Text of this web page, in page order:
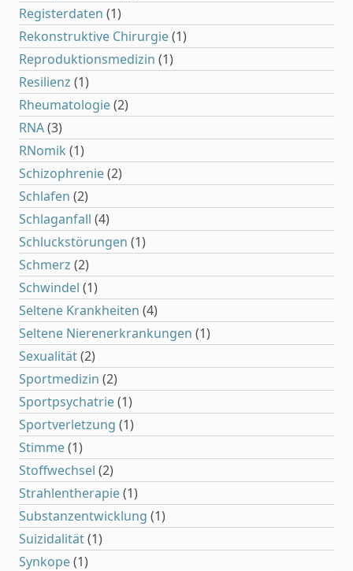
Registerdaten (1)
Rekonstruktive Chirurgie(1)
Reproduktionsmedizin (1)
Resilienz (1)
Rheumatologie(2)
RNA(3)
RNomik (1)
Schizophrenie(2)
Schlafen (2)
Schlaganfall (4)
Schluckstörungen (1)
Schmerz (2)
Schwindel (1)
Seltene Krankheiten (4)
Seltene Nierenerkrankungen (1)
Sexualität(2)
Sportmedizin (2)
Sportpsychatrie(1)
Sportverletzung (1)
Stimme(1)
Stoffwechsel (2)
Strahlentherapie(1)
Substanzentwicklung (1)
Suizidalität(1)
Synkope(1)